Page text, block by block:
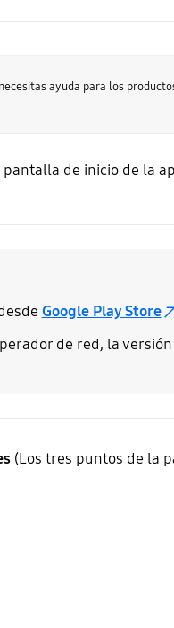
ayuda para los
de inicio de la
Google Play Store
de red, la
(Los tres puntos de la